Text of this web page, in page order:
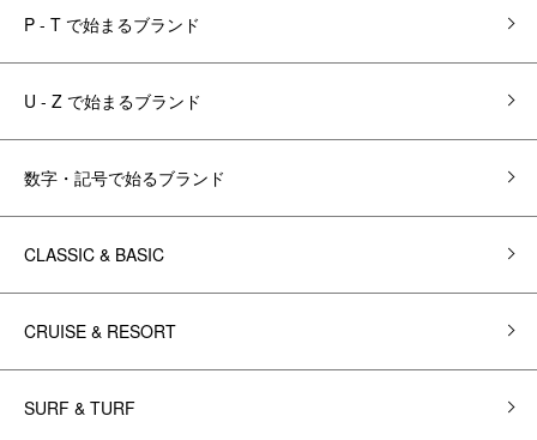
P - T で始まるブランド
U - Z で始まるブランド
数字・記号で始るブランド
CLASSIC & BASIC
CRUISE & RESORT
SURF & TURF